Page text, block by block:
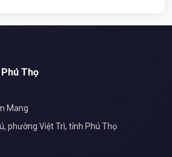
Thọ
phường Việt Trì, tỉnh Phú Thọ